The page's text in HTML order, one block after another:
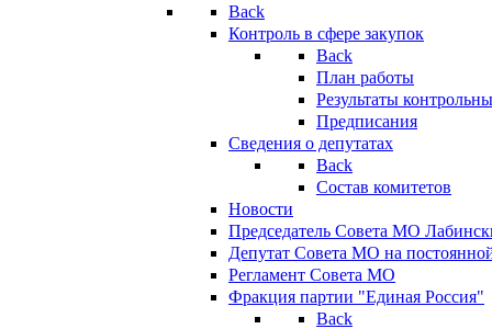
Back
Контроль в сфере закупок
Back
План работы
Результаты
Предписания
Сведения о депутатах
Back
Состав комитетов
Новости
Председатель Совета МО
Депутат Совета МО на
Регламент Совета МО
Фракция партии "Единая Россия"
Back